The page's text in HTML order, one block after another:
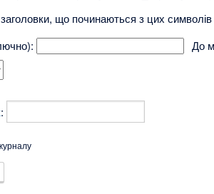
що починаються з цих символів
До
: